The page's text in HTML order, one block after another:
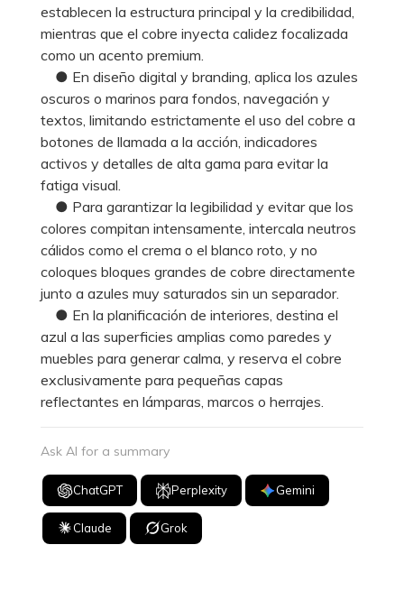
establecen la estructura principal y la credibilidad,
mientras que el cobre inyecta calidez focalizada
como un acento premium.
● En diseño digital y branding, aplica los azules
oscuros o marinos para fondos, navegación y
textos, limitando estrictamente el uso del cobre a
botones de llamada a la acción, indicadores
activos y detalles de alta gama para evitar la
fatiga visual.
● Para garantizar la legibilidad y evitar que los
colores compitan intensamente, intercala neutros
cálidos como el crema o el blanco roto, y no
coloques bloques grandes de cobre directamente
junto a azules muy saturados sin un separador.
● En la planificación de interiores, destina el
azul a las superficies amplias como paredes y
muebles para generar calma, y reserva el cobre
exclusivamente para pequeñas capas
reflectantes en lámparas, marcos o herrajes.
Ask AI for a summary
ChatGPT Perplexity Gemini
Claude Grok